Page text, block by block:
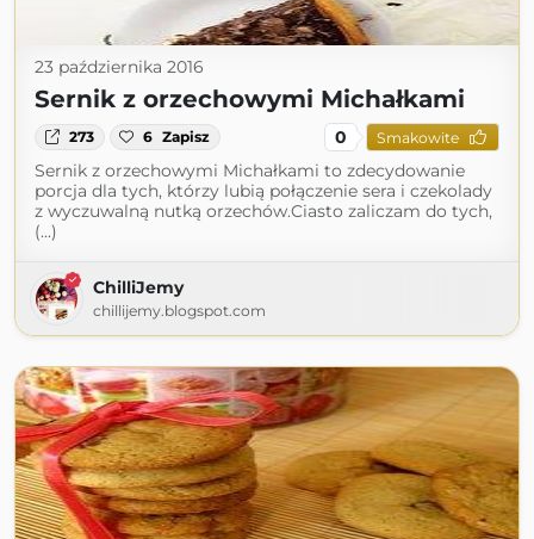
23 października 2016
Sernik z orzechowymi Michałkami
273 6 Zapisz 0 Smakowite
Sernik z orzechowymi Michałkami to zdecydowanie
porcja dla tych, którzy lubią połączenie sera i czekolady
z wyczuwalną nutką orzechów.Ciasto zaliczam do tych,
(...)
ChilliJemy
chillijemy.blogspot.com